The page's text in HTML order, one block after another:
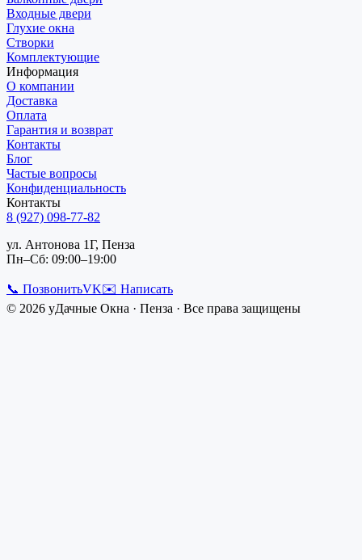
Входные двери
Глухие окна
Створки
Комплектующие
Информация
О компании
Доставка
Оплата
Гарантия и возврат
Контакты
Блог
Частые вопросы
Конфиденциальность
Контакты
8 (927) 098-77-82
ул. Антонова 1Г, Пенза
Пн–Сб: 09:00–19:00
📞 ПозвонитьVK✉️ Написать
© 2026 уДачные Окна · Пенза · Все права защищены